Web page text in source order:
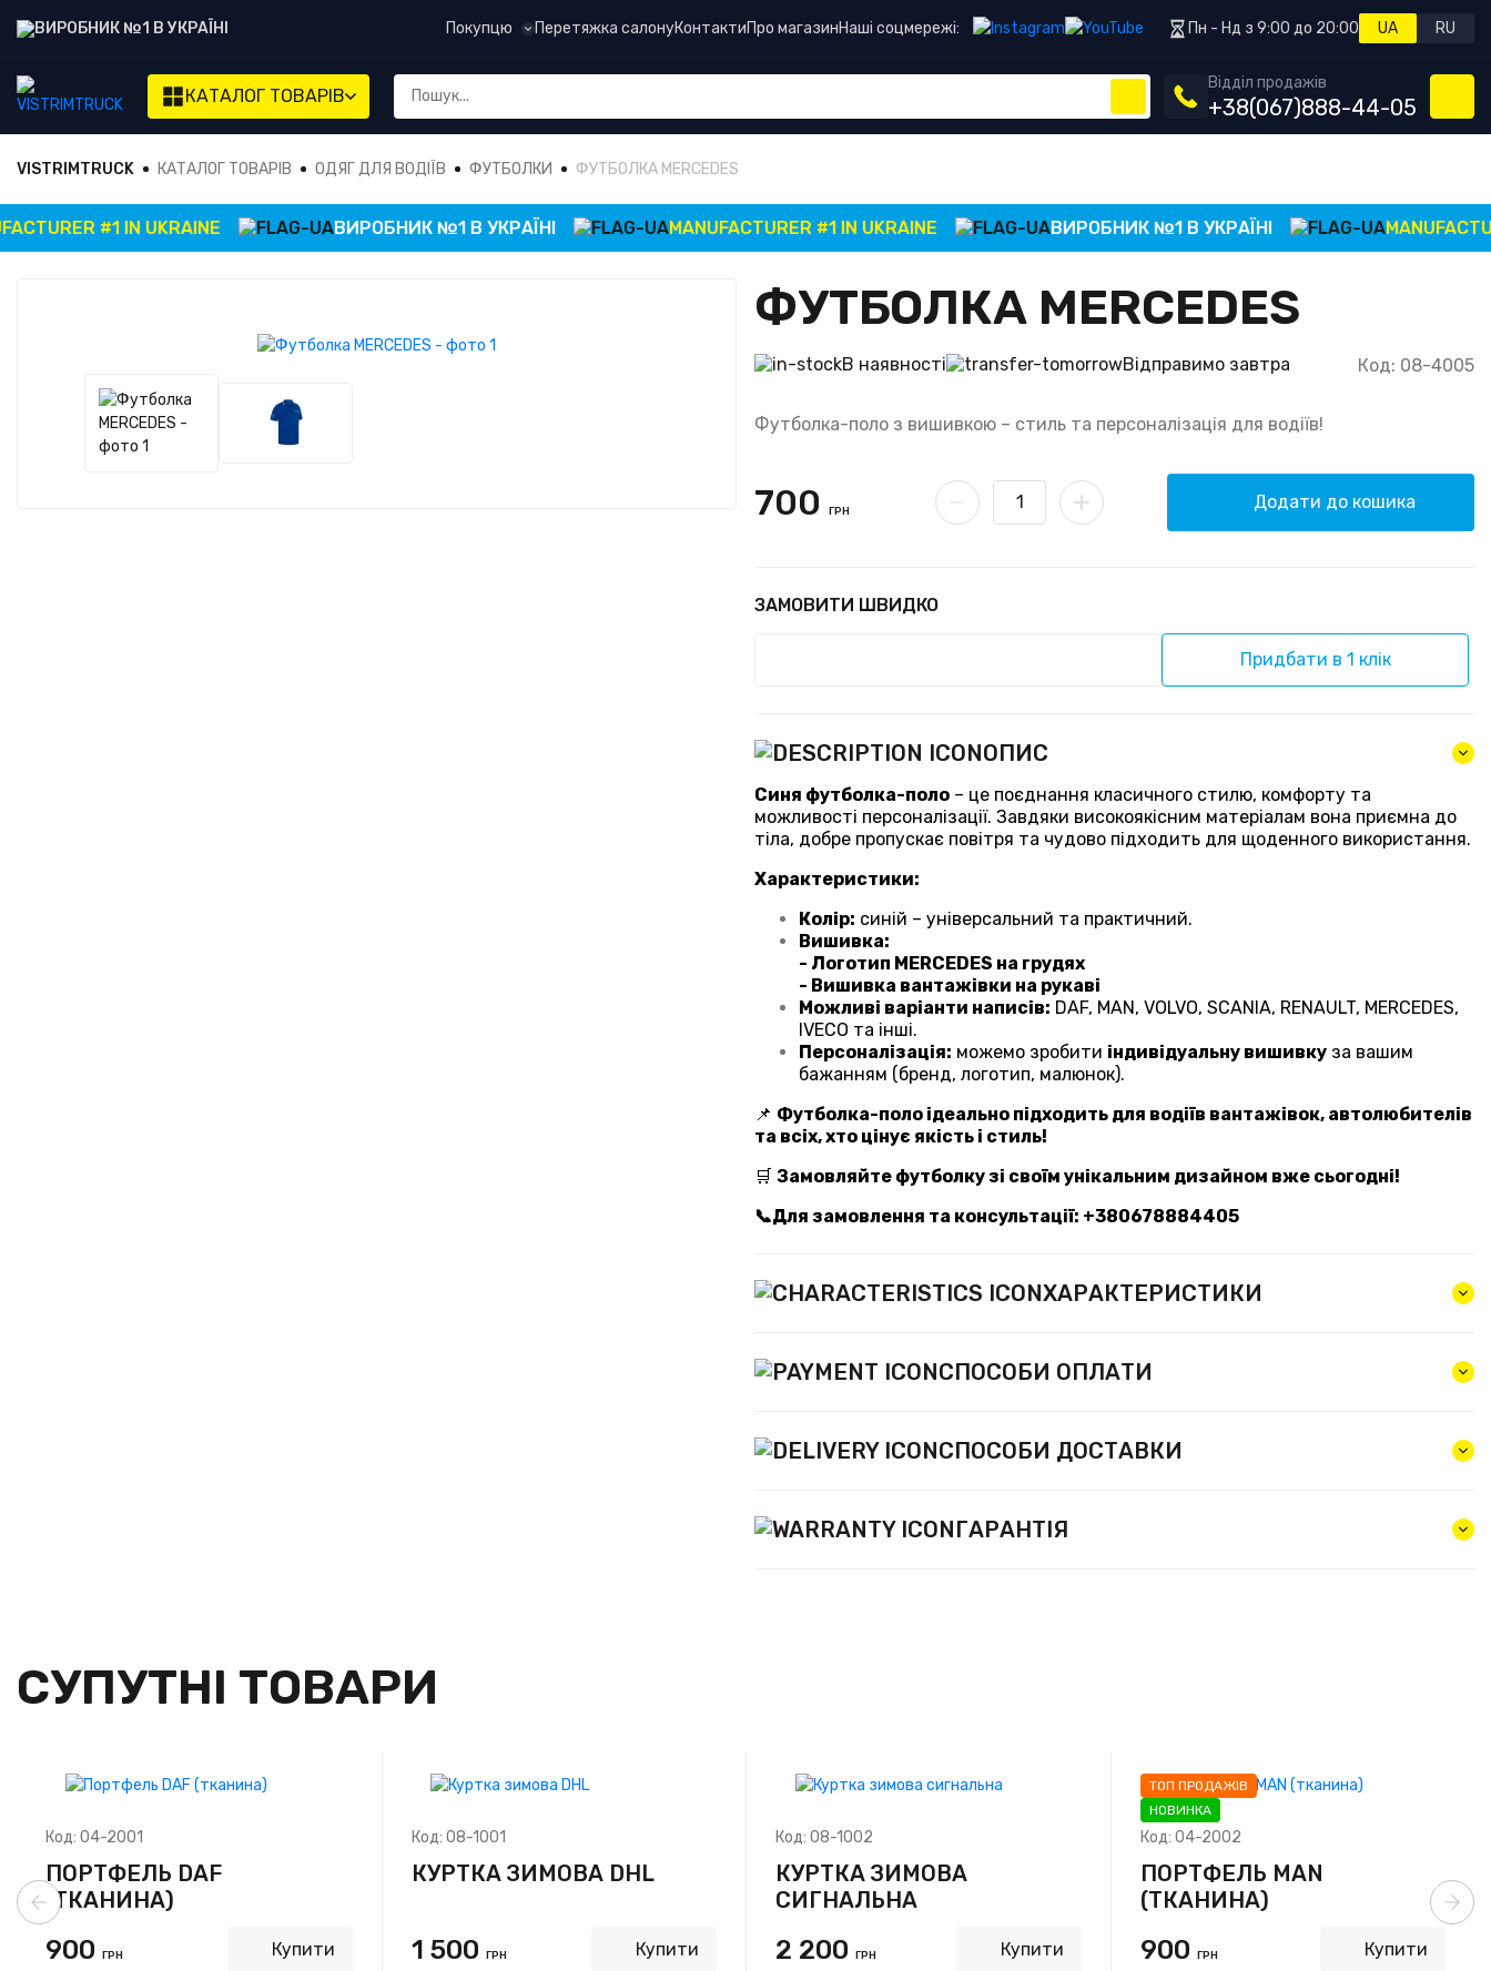
ВИРОБНИК №1 В УКРАЇНІ Покупцю Перетяжка салонуКонтактиПро магазинНаші соцмережі: Пн - Нд з 9:00 до 20:00 UA RU
КАТАЛОГ ТОВАРІВ
Відділ продажів
+38(067)888-44-05
VISTRIMTRUCK КАТАЛОГ ТОВАРІВ ОДЯГ ДЛЯ ВОДІЇВ ФУТБОЛКИ ФУТБОЛКА MERCEDES
#1 IN UKRAINE ВИРОБНИК №1 В УКРАЇНІ MANUFACTURER #1 IN UKRAINE ВИРОБНИК №1 В УКРАЇНІ
ФУТБОЛКА MERCEDES
В наявності Відправимо завтра Код: 08-4005
Футболка-поло з вишивкою – стиль та персоналізація для водіїв!
700 ГРН Додати до кошика
ЗАМОВИТИ ШВИДКО
Придбати в 1 клік
ОПИС
Синя футболка-поло – це поєднання класичного стилю, комфорту та
можливості персоналізації. Завдяки високоякісним матеріалам вона приємна до
тіла, добре пропускає повітря та чудово підходить для щоденного використання.
Характеристики:
Колір: синій – універсальний та практичний.
Вишивка:
- Логотип MERCEDES на грудях
- Вишивка вантажівки на рукаві
Можливі варіанти написів: DAF, MAN, VOLVO, SCANIA, RENAULT, MERCEDES,
IVECO та інші.
Персоналізація: можемо зробити індивідуальну вишивку за вашим
бажанням (бренд, логотип, малюнок).
📌 Футболка-поло ідеально підходить для водіїв вантажівок, автолюбителів
та всіх, хто цінує якість і стиль!
🛒 Замовляйте футболку зі своїм унікальним дизайном вже сьогодні!
📞Для замовлення та консультації: +380678884405
ХАРАКТЕРИСТИКИ
СПОСОБИ ОПЛАТИ
СПОСОБИ ДОСТАВКИ
ГАРАНТІЯ
СУПУТНІ ТОВАРИ
Код: 04-2001
ПОРТФЕЛЬ DAF
(ТКАНИНА)
900 ГРН Купити
Код: 08-1001
КУРТКА ЗИМОВА DHL
1 500 ГРН Купити
Код: 08-1002
КУРТКА ЗИМОВА
СИГНАЛЬНА
2 200 ГРН Купити
ТОП ПРОДАЖІВ
НОВИНКА
Код: 04-2002
ПОРТФЕЛЬ MAN
(ТКАНИНА)
900 ГРН Купити